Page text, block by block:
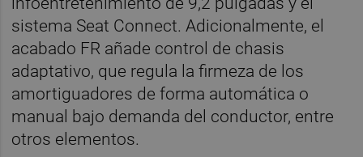
sistema Seat Connect. Adicionalmente, el
acabado FR añade control de chasis
adaptativo, que regula la firmeza de los
amortiguadores de forma automática o
manual bajo demanda del conductor, entre
otros elementos.